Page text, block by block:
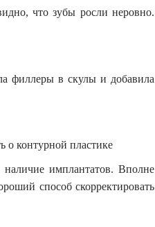
что зубы росли неровно.
филлеры в скулы и добавила
о контурной пластике
имплантатов. Вполне
способ скорректировать